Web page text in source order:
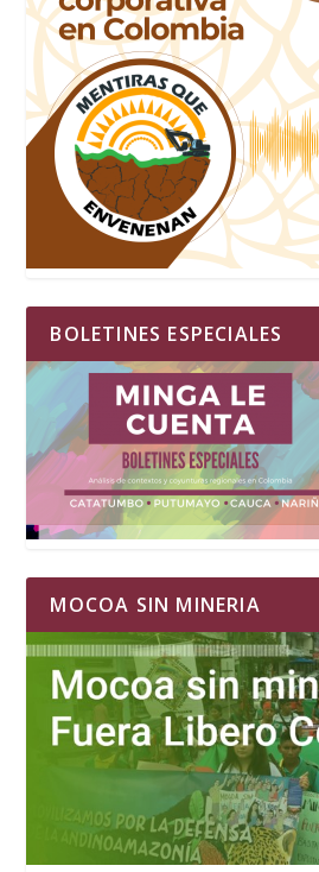
BOLETINES ESPECIALES
MOCOA SIN MINERIA